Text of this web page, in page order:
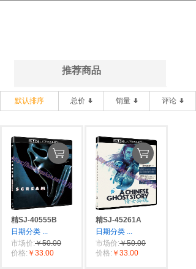
推荐商品
默认排序 总价 销量 评论
精SJ-40555B
日期分类 ...
市场价:￥50.00
价格: ￥33.00
精SJ-45261A
日期分类 ...
市场价:￥50.00
价格: ￥33.00